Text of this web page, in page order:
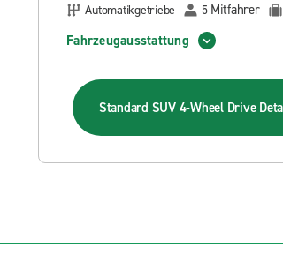
Automatikgetriebe
5 Mitfahrer
Fahrzeugausstattung
Standard SUV 4-Wheel Drive